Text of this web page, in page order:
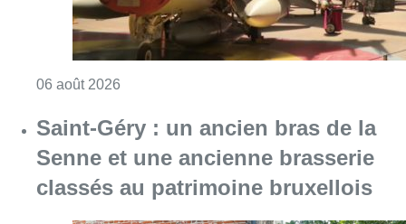
06 août 2026
Saint-Géry : un ancien bras de la
Senne et une ancienne brasserie
classés au patrimoine bruxellois